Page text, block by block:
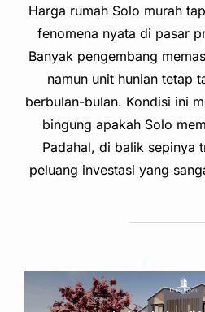
Harga rumah Solo murah
fenomena nyata di pasar
Banyak pengembang
namun unit hunian tetap
berbulan-bulan. Kondisi ini
bingung apakah Solo
Padahal, di balik sepinya
peluang investasi yang